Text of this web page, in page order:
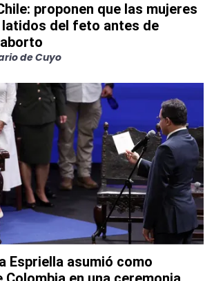
proponen que las mujeres
latidos del feto antes de
de Cuyo
Espriella asumió como